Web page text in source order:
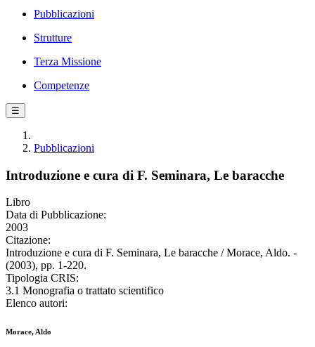
Pubblicazioni
Strutture
Terza Missione
Competenze
☰
Pubblicazioni
Introduzione e cura di F. Seminara, Le baracche
Libro
Data di Pubblicazione:
2003
Citazione:
Introduzione e cura di F. Seminara, Le baracche / Morace, Aldo. -
(2003), pp. 1-220.
Tipologia CRIS:
3.1 Monografia o trattato scientifico
Elenco autori:
Morace, Aldo